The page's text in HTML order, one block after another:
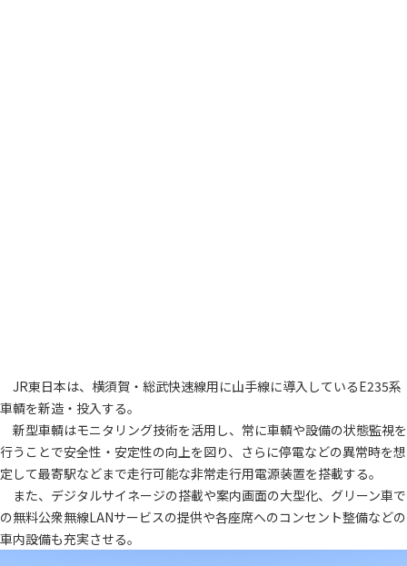
JR東日本は、横須賀・総武快速線用に山手線に導入しているE235系
車輌を新造・投入する。
新型車輌はモニタリング技術を活用し、常に車輌や設備の状態監視を
行うことで安全性・安定性の向上を図り、さらに停電などの異常時を想
定して最寄駅などまで走行可能な非常走行用電源装置を搭載する。
また、デジタルサイネージの搭載や案内画面の大型化、グリーン車で
の無料公衆無線LANサービスの提供や各座席へのコンセント整備などの
車内設備も充実させる。